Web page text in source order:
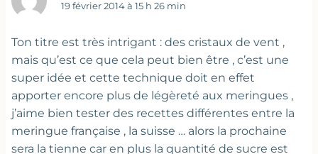
19 février 2014 à 15 h 26 min
Ton titre est très intrigant : des cristaux de vent ,
mais qu’est ce que cela peut bien être , c’est une
super idée et cette technique doit en effet
apporter encore plus de légèreté aux meringues ,
j’aime bien tester des recettes différentes entre la
meringue française , la suisse … alors la prochaine
sera la tienne car en plus la quantité de sucre est